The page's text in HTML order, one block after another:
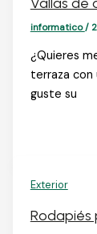
informatico/
¿Quieres
terraza
guste su
Exterior
Rodapiés